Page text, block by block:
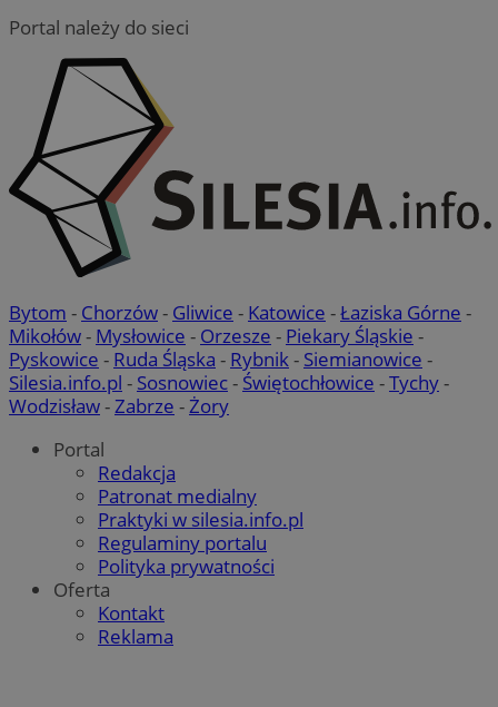
Portal należy do sieci
Bytom - Chorzów- Gliwice - Katowice -Łaziska Górne -
Mikołów- Mysłowice - Orzesze - Piekary Śląskie -
Pyskowice - Ruda Śląska - Rybnik- Siemianowice -
Silesia.info.pl - Sosnowiec- Świętochłowice -Tychy-
Wodzisław-Zabrze -Żory
Portal
Redakcja
Patronat medialny
Praktyki w silesia.info.pl
Regulaminy portalu
Polityka prywatności
Oferta
Kontakt
Reklama